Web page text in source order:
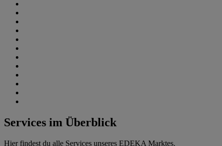
Services im Überblick
Hier findest du alle Services unseres EDEKA Marktes.